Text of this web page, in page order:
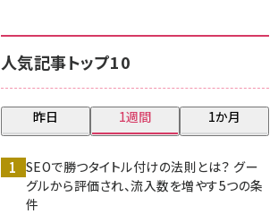
人気記事トップ10
昨日 1週間 1か月
SEOで勝つタイトル付けの法則とは？ グー
グルから評価され、流入数を増やす5つの条
件